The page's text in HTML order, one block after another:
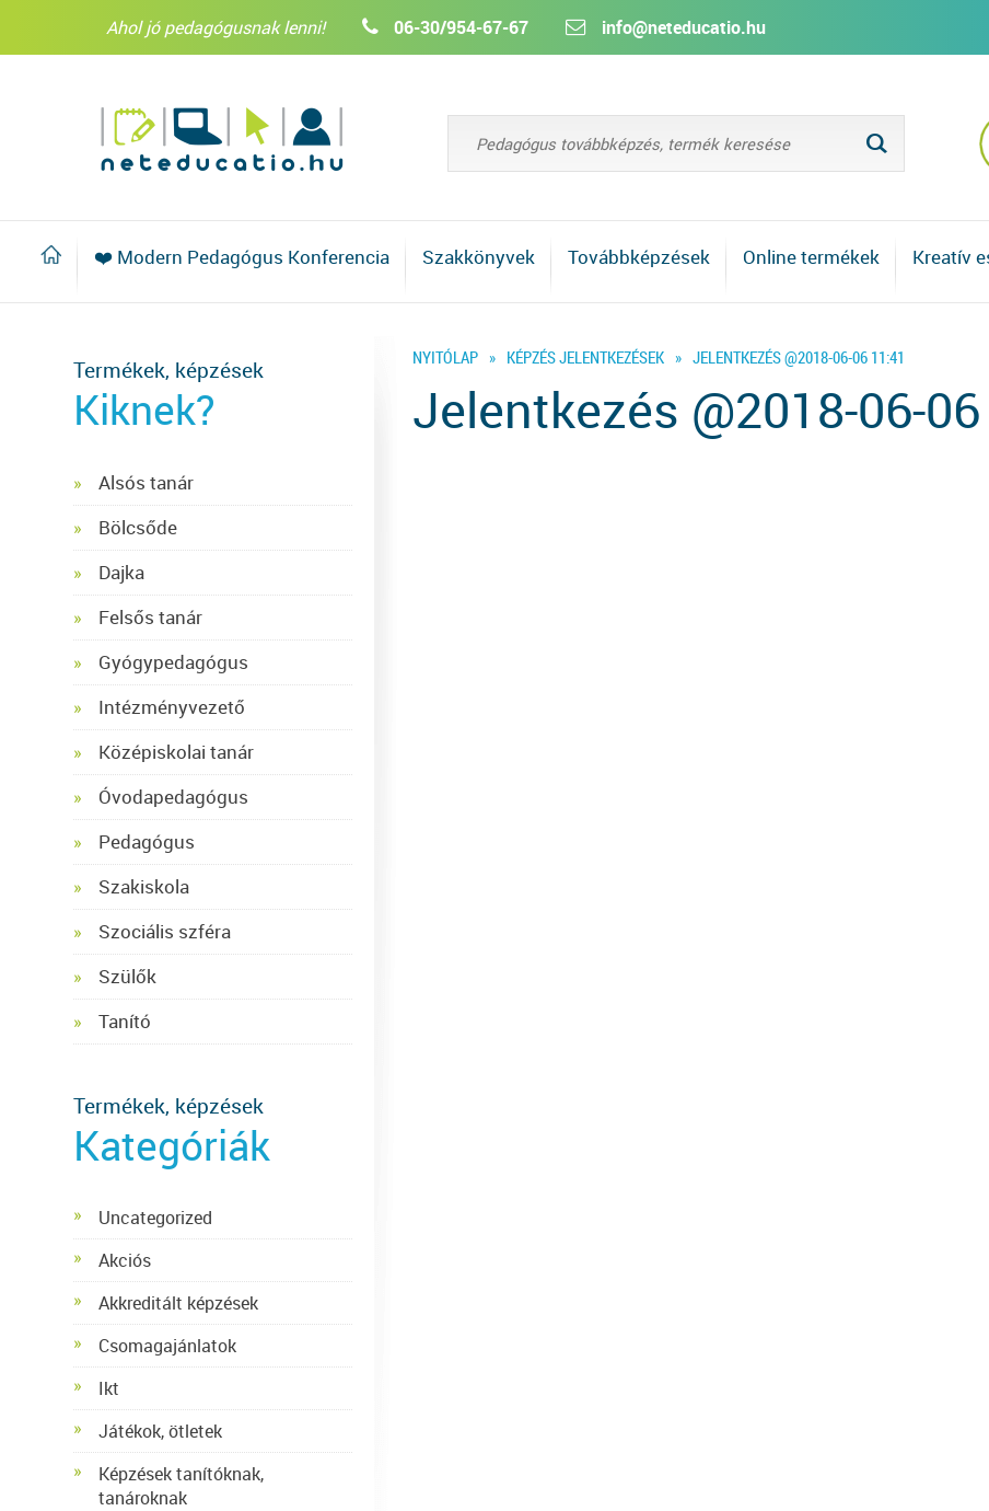
Ahol jó pedagógusnak lenni! 06-30/954-67-67 info@neteducatio.hu
L
❤️ Modern Pedagógus Konferencia Szakkönyvek Továbbképzések Online termékek Kreatív
NYITÓLAP » KÉPZÉS JELENTKEZÉSEK » JELENTKEZÉS @2018-06-06 11:41
Jelentkezés @2018-06-06
Termékek, képzések
Kiknek?
Alsós tanár
Bölcsőde
Dajka
Felsős tanár
Gyógypedagógus
Intézményvezető
Középiskolai tanár
Óvodapedagógus
Pedagógus
Szakiskola
Szociális szféra
Szülők
Tanító
Termékek, képzések
Kategóriák
Uncategorized
Akciós
Akkreditált képzések
Csomagajánlatok
Ikt
Játékok, ötletek
Képzések tanítóknak,
tanároknak